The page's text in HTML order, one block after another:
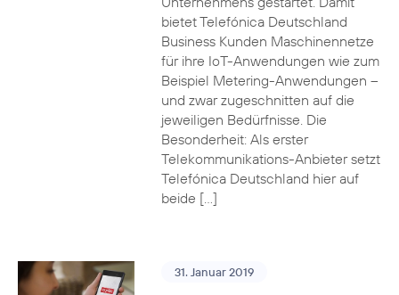
bietet Telefónica Deutschland
Business Kunden Maschinennetze
für ihre IoT-Anwendungen wie zum
Beispiel Metering-Anwendungen –
und zwar zugeschnitten auf die
jeweiligen Bedürfnisse. Die
Besonderheit: Als erster
Telekommunikations-Anbieter setzt
Telefónica Deutschland hier auf
beide […]
31. Januar 2019